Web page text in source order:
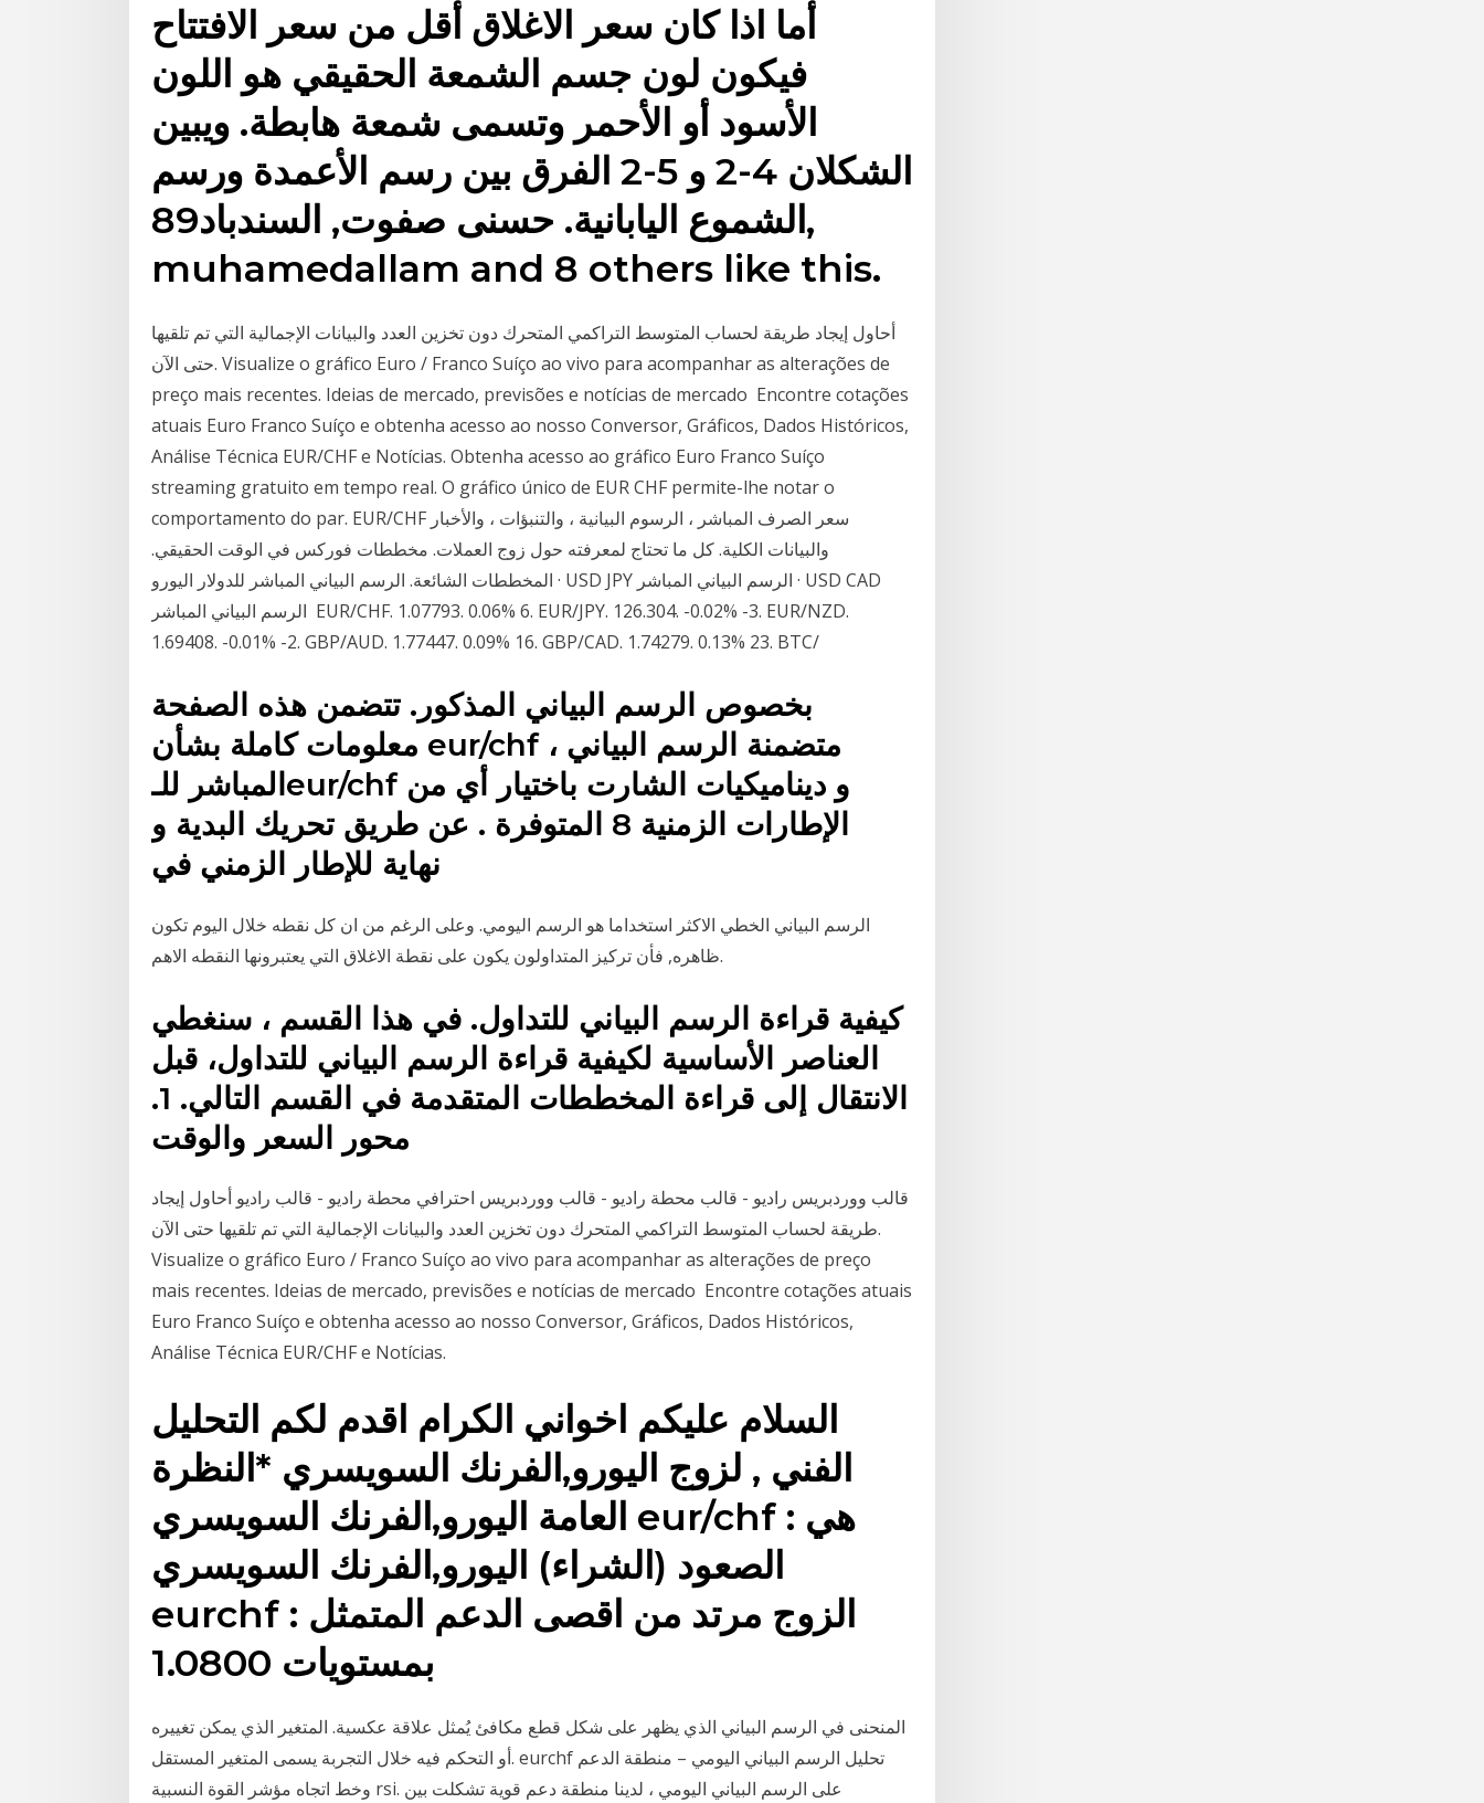
أما اذا كان سعر الاغلاق أقل من سعر الافتتاح
فيكون لون جسم الشمعة الحقيقي هو اللون
الأسود أو الأحمر وتسمى شمعة هابطة. ويبين
الشكلان 4-2 و 5-2 الفرق بين رسم الأعمدة ورسم
الشموع اليابانية. حسنى صفوت, السندباد89,
muhamedallam and 8 others like this.
أحاول إيجاد طريقة لحساب المتوسط التراكمي المتحرك دون تخزين العدد والبيانات الإجمالية التي تم تلقيها
حتى الآن. Visualize o gráfico Euro / Franco Suíço ao vivo para acompanhar as alterações de
preço mais recentes. Ideias de mercado, previsões e notícias de mercado Encontre cotações
atuais Euro Franco Suíço e obtenha acesso ao nosso Conversor, Gráficos, Dados Históricos,
Análise Técnica EUR/CHF e Notícias. Obtenha acesso ao gráfico Euro Franco Suíço
streaming gratuito em tempo real. O gráfico único de EUR CHF permite-lhe notar o
comportamento do par. EUR/CHF سعر الصرف المباشر ، الرسوم البيانية ، والتنبؤات ، والأخبار
والبيانات الكلية. كل ما تحتاج لمعرفته حول زوج العملات. مخططات فوركس في الوقت الحقيقي.
المخططات الشائعة. الرسم البياني المباشر للدولار اليورو · USD JPY الرسم البياني المباشر · USD CAD
الرسم البياني المباشر EUR/CHF. 1.07793. 0.06% 6. EUR/JPY. 126.304. -0.02% -3. EUR/NZD.
1.69408. -0.01% -2. GBP/AUD. 1.77447. 0.09% 16. GBP/CAD. 1.74279. 0.13% 23. BTC/
بخصوص الرسم البياني المذكور. تتضمن هذه الصفحة
معلومات كاملة بشأن eur/chf ، متضمنة الرسم البياني
المباشر للـeur/chf و ديناميكيات الشارت باختيار أي من
الإطارات الزمنية 8 المتوفرة . عن طريق تحريك البدية و
نهاية للإطار الزمني في
الرسم البياني الخطي الاكثر استخداما هو الرسم اليومي. وعلى الرغم من ان كل نقطه خلال اليوم تكون
ظاهره, فأن تركيز المتداولون يكون على نقطة الاغلاق التي يعتبرونها النقطه الاهم.
كيفية قراءة الرسم البياني للتداول. في هذا القسم ، سنغطي
العناصر الأساسية لكيفية قراءة الرسم البياني للتداول، قبل
الانتقال إلى قراءة المخططات المتقدمة في القسم التالي. 1.
محور السعر والوقت
قالب ووردبريس راديو - قالب محطة راديو - قالب ووردبريس احترافي محطة راديو - قالب راديو أحاول إيجاد
طريقة لحساب المتوسط التراكمي المتحرك دون تخزين العدد والبيانات الإجمالية التي تم تلقيها حتى الآن.
Visualize o gráfico Euro / Franco Suíço ao vivo para acompanhar as alterações de preço
mais recentes. Ideias de mercado, previsões e notícias de mercado Encontre cotações atuais
Euro Franco Suíço e obtenha acesso ao nosso Conversor, Gráficos, Dados Históricos,
Análise Técnica EUR/CHF e Notícias.
السلام عليكم اخواني الكرام اقدم لكم التحليل
الفني , لزوج اليورو,الفرنك السويسري *النظرة
العامة اليورو,الفرنك السويسري eur/chf : هي
الصعود (الشراء) اليورو,الفرنك السويسري
eurchf : الزوج مرتد من اقصى الدعم المتمثل
بمستويات 1.0800
المنحنى في الرسم البياني الذي يظهر على شكل قطع مكافئ يُمثل علاقة عكسية. المتغير الذي يمكن تغييره
أو التحكم فيه خلال التجربة يسمى المتغير المستقل. eurchf تحليل الرسم البياني اليومي – منطقة الدعم
وخط اتجاه مؤشر القوة النسبية rsi. على الرسم البياني اليومي ، لدينا منطقة دعم قوية تشكلت بين